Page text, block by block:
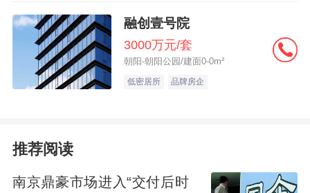
数据来源：上市公司公告、优采大数据
整理
100亿元有6家。美的集团（000333.SH）、
中国建筑（601668.SH）和格力电器
融创壹号院
3000万元/套
朝阳-朝阳公园/建面0-0m²
低密居所 品牌房企
推荐阅读
南京鼎豪市场进入“交付后时